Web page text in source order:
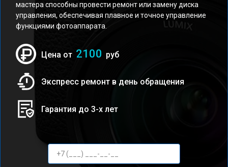
мастера способны провести ремонт или замену диска
управления, обеспечивая плавное и точное управление
функциями фотоаппарата.
Цена от 2100 руб
Экспресс ремонт в день обращения
Гарантия до 3-х лет